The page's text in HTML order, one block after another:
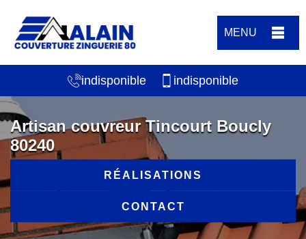
MENU
indisponible indisponible
Artisan couvreur Tincourt Boucly
80240
RÉALISATIONS
CONTACT